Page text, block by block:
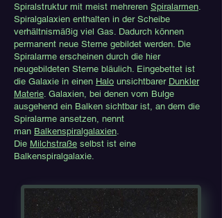
Spiralstruktur mit meist mehreren Spiralarmen.
Spiralgalaxien enthalten in der Scheibe
verhältnismäßig viel Gas. Dadurch können
permanent neue Sterne gebildet werden. Die
Spiralarme erscheinen durch die hier
neugebildeten Sterne bläulich. Eingebettet ist
die Galaxie in einen Halo unsichtbarer Dunkler
Materie. Galaxien, bei denen vom Bulge
ausgehend ein Balken sichtbar ist, an dem die
Spiralarme ansetzen, nennt
man Balkenspiralgalaxien.
Die Milchstraße selbst ist eine
Balkenspiralgalaxie.